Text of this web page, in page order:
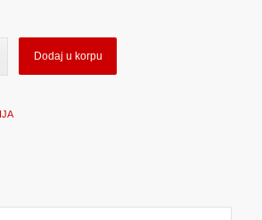
Dodaj u korpu